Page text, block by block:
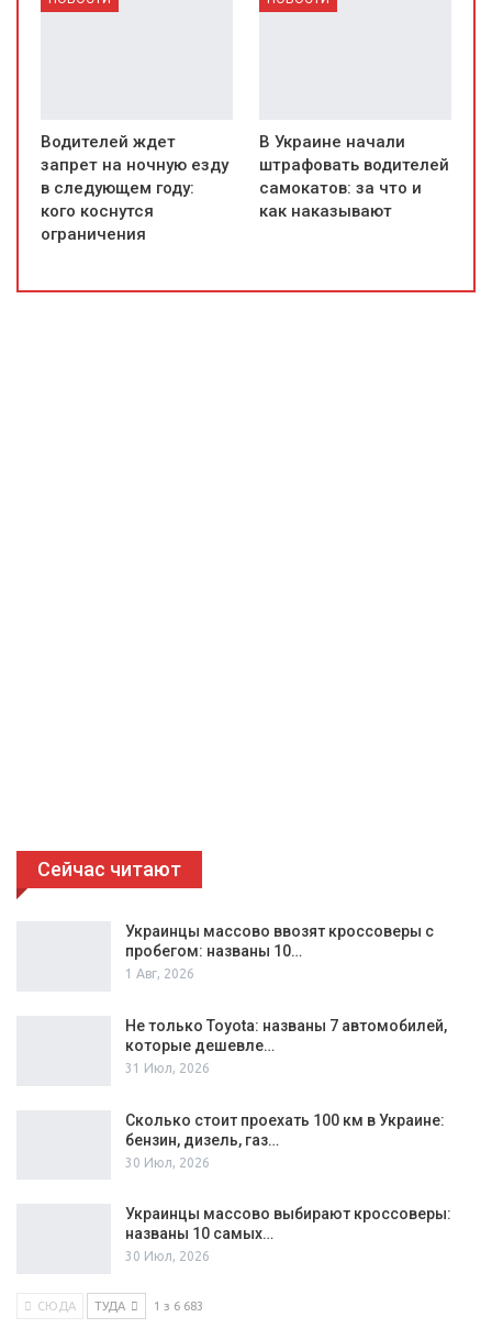
Водителей ждет
запрет на ночную езду
в следующем году:
кого коснутся
ограничения
В Украине начали
штрафовать водителей
самокатов: за что и
как наказывают
Сейчас читают
Украинцы массово ввозят кроссоверы с
пробегом: названы 10…
1 Авг, 2026
Не только Toyota: названы 7 автомобилей,
которые дешевле…
31 Июл, 2026
Сколько стоит проехать 100 км в Украине:
бензин, дизель, газ…
30 Июл, 2026
Украинцы массово выбирают кроссоверы:
названы 10 самых…
30 Июл, 2026
СЮДА ТУДА 1 з 6 683